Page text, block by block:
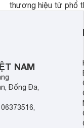
thương hiệu từ phổ
cửa điện tử hãng
sẽ so sánh 5
Demax, Hubert và
NAM
Đống Đa,